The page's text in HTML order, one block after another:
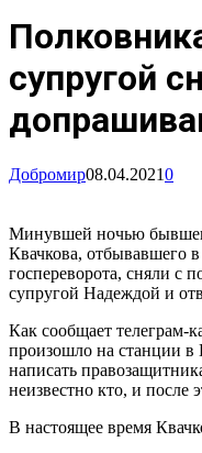
супругой
Добромир08.04.20210
Минувшей ночью
Квачкова, отбывавшего
госпереворота, сняли с
супругой Надеждой и
Как сообщает телеграм-
произошло на станции в
написать
неизвестно кто, и после
В настоящее время